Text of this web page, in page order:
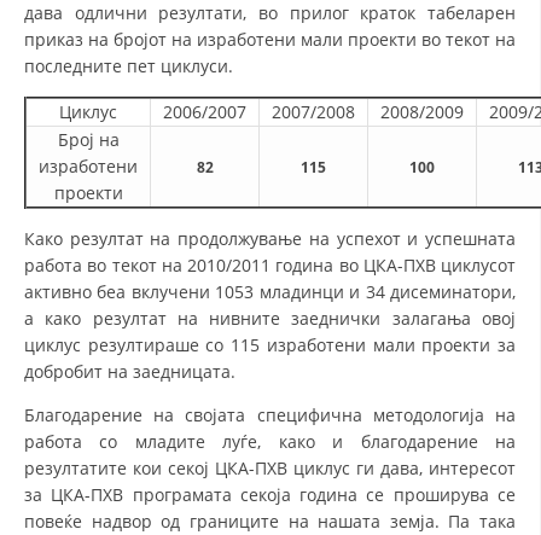
ПРЕЗЕНТАЦИИ
дава одлични резултати, во прилог краток табеларен
приказ на бројот на изработени мали проекти во текот на
последните пет циклуси.
Циклус
2006/2007 2007/2008 2008/2009
2009/
Број на
изработени
проекти
82 115 100
Како резултат на продолжување на успехот и успешната
работа во текот на 2010/2011 година во ЦКА-ПХВ циклусот
активно беа вклучени 1053 младинци и 34 дисеминатори,
а како резултат на нивните заеднички залагања овој
циклус резултираше со 115 изработени мали проекти за
добробит на заедницата.
Благодарение на својата специфична методологија на
работа со младите луѓе, како и благодарение на
резултатите кои секој ЦКА-ПХВ циклус ги дава, интересот
за ЦКА-ПХВ програмата секоја година се проширува се
повеќе надвор од границите на нашата земја. Па така